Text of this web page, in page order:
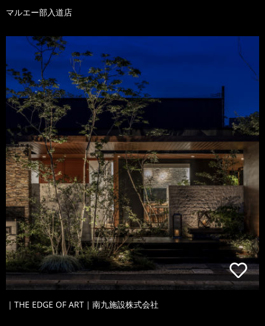
マルエー部入道店
｜THE EDGE OF ART｜南九施設株式会社